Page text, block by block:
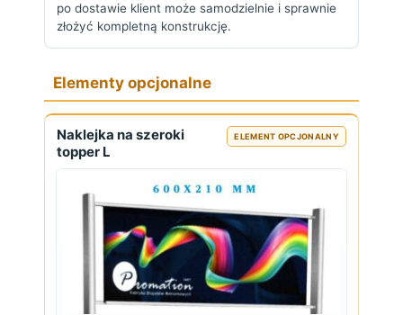
po dostawie klient może samodzielnie i sprawnie
złożyć kompletną konstrukcję.
Elementy opcjonalne
Naklejka na szeroki
topper L
ELEMENT OPCJONALNY